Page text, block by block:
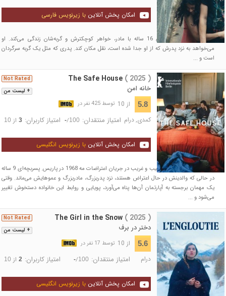
امکان پخش آنلاین با زیرنویس فارسی
فیلم داستان "اوا" دختری 16 ساله با مادر، خواهر کوچکترش و گربه‌شان زندگی می‌کند. او
می‌خواهد به نزد پدرش که از او جدا شده است، نقل مکان کند. پدری که مثل یک گربه سرگردان
است و ...
+ لیست من
Not Rated The Safe House ( 2025 )
خانه امن
5.8 از 10 توسط 425 نفر در
کمدی, درام امتیاز منتقدان: -/100 امتیاز کاربران: 3از 10
امکان پخش آنلاین با زیرنویس انگلیسی
تصویری از یک خانواده عجیب و غریب در جریان اعتراضات مه 1968 در پاریس. پسربچه‌ای 9 ساله
در حالی که والدینش در حال اعتراض هستند، نزد پدربزرگ، مادربزرگ و عموهایش می‌ماند. وقتی
یک مهمان برجسته به آپارتمان آن‌ها پناه می‌آورد، پویایی و روابط این خانواده دستخوش تغییر
می‌شود و ...
+ لیست من
Not Rated The Girl in the Snow ( 2025 )
دختر در برف
5.6 از 10 توسط 17 نفر در
درام امتیاز منتقدان: -/100 امتیاز کاربران: 2از 10
امکان پخش آنلاین با زیرنویس انگلیسی